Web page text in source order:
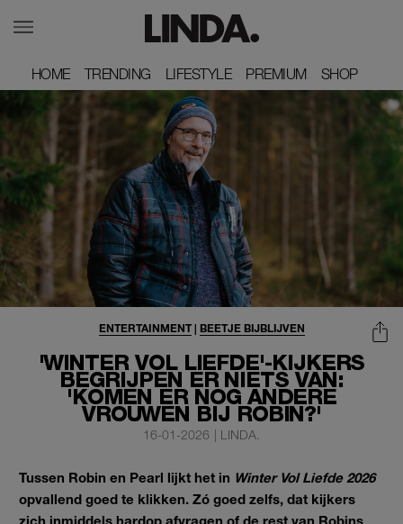
HOME
HOME TRENDING
TRENDING LIFESTYLE
LIFESTYLE PREMIUM
PREMIUM SHOP
SHOP
'WINTER VOL LIEFDE'-KIJKERS
BEGRIJPEN ER NIETS VAN:
'KOMEN ER NOG ANDERE
VROUWEN BIJ ROBIN?'
ENTERTAINMENT| BEETJE BIJBLIJVEN
16-01-2026 | LINDA.
Tussen Robin en Pearl lijkt het in Winter Vol Liefde 2026
opvallend goed te klikken. Zó goed zelfs, dat kijkers
zich inmiddels hardop afvragen of de rest van Robins